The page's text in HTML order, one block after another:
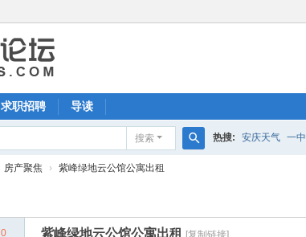
求职招聘 导读
搜索 热搜: 安庆天气 一中
房产聚焦 › 紫峰绿地云公馆公寓出租
0 紫峰绿地云公馆公寓出租 [复制链接]